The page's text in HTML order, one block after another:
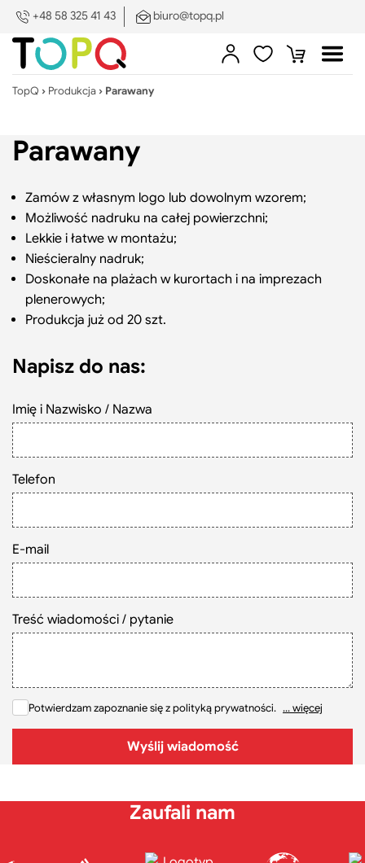
+48 58 325 41 43 biuro@topq.pl
ZalogujUlubioneKoszyk
PL DE EN ESSV
Sklep
Druk i znakowanie
Pokaż/ukryj
podmenu
O nas
Portfolio
TopQ › Produkcja › Parawany
Parawany
Zamów z własnym logo lub dowolnym wzorem;
Możliwość nadruku na całej powierzchni;
Lekkie i łatwe w montażu;
Nieścieralny nadruk;
Doskonałe na plażach w kurortach i na imprezach
plenerowych;
Produkcja już od 20 szt.
Napisz do nas:
Imię i Nazwisko / Nazwa
Telefon
E-mail
Treść wiadomości / pytanie
Potwierdzam zapoznanie się z polityką prywatności. ... więcej
Wyślij wiadomość
Zaufali nam